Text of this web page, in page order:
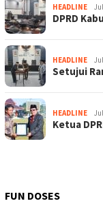
HEADLINE
DPRD
HEADLINE
Setujui
HEADLINE
Ketua
FUN DOSES